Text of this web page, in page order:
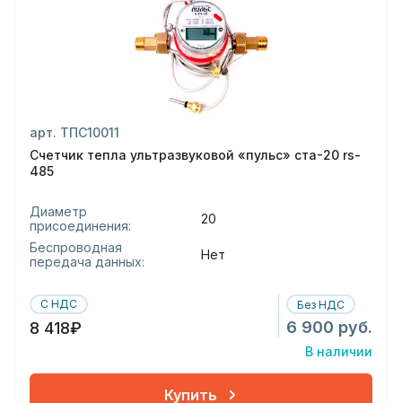
арт. ТПС10011
Счетчик тепла ультразвуковой «пульс» ста-20 rs-
485
Диаметр
присоединения:
20
Беспроводная
передача данных:
Нет
С НДС
8 418₽
Без НДС
6 900 руб.
В наличии
Купить